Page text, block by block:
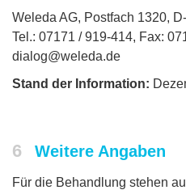
Weleda AG, Postfach 1320,
Tel.: 07171 / 919-414, Fax:
dialog@weleda.de
Stand der Information:
6 Weitere Angaben
Für die Behandlung stehen